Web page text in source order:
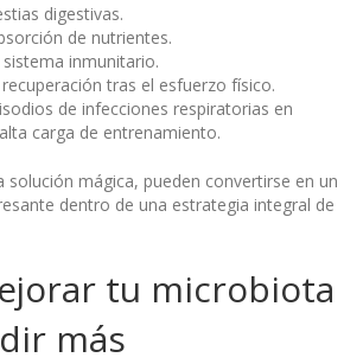
digestivas.
de nutrientes.
inmunitario.
tras el esfuerzo físico.
de infecciones respiratorias en
carga de entrenamiento.
solución mágica, pueden convertirse en un
dentro de una estrategia integral de
tu microbiota
más